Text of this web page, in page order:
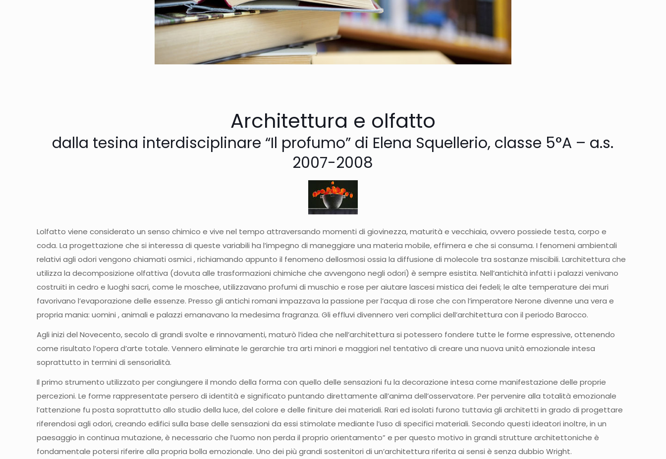
Architettura e olfatto
dalla tesina interdisciplinare “Il profumo” di Elena Squellerio, classe 5°A – a.s.
2007-2008
Lolfatto viene considerato un senso chimico e vive nel tempo attraversando momenti di giovinezza, maturità e vecchiaia, ovvero possiede testa, corpo e
coda. La progettazione che si interessa di queste variabili ha l’impegno di maneggiare una materia mobile, effimera e che si consuma. I fenomeni ambientali
relativi agli odori vengono chiamati osmici , richiamando appunto il fenomeno dellosmosi ossia la diffusione di molecole tra sostanze miscibili. Larchitettura che
utilizza la decomposizione olfattiva (dovuta alle trasformazioni chimiche che avvengono negli odori) è sempre esistita. Nell’antichità infatti i palazzi venivano
costruiti in cedro e luoghi sacri, come le moschee, utilizzavano profumi di muschio e rose per aiutare lascesi mistica dei fedeli; le alte temperature dei muri
favorivano l’evaporazione delle essenze. Presso gli antichi romani impazzava la passione per l’acqua di rose che con l’imperatore Nerone divenne una vera e
propria mania: uomini , animali e palazzi emanavano la medesima fragranza. Gli effluvi divennero veri complici dell’architettura con il periodo Barocco.
Agli inizi del Novecento, secolo di grandi svolte e rinnovamenti, maturò l’idea che nell’architettura si potessero fondere tutte le forme espressive, ottenendo
come risultato l’opera d’arte totale. Vennero eliminate le gerarchie tra arti minori e maggiori nel tentativo di creare una nuova unità emozionale intesa
soprattutto in termini di sensorialità.
Il primo strumento utilizzato per congiungere il mondo della forma con quello delle sensazioni fu la decorazione intesa come manifestazione delle proprie
percezioni. Le forme rappresentate persero di identità e significato puntando direttamente all’anima dell’osservatore. Per pervenire alla totalità emozionale
l’attenzione fu posta soprattutto allo studio della luce, del colore e delle finiture dei materiali. Rari ed isolati furono tuttavia gli architetti in grado di progettare
riferendosi agli odori, creando edifici sulla base delle sensazioni da essi stimolate mediante l’uso di specifici materiali. Secondo questi ideatori inoltre, in un
paesaggio in continua mutazione, è necessario che l’uomo non perda il proprio orientamento” e per questo motivo in grandi strutture architettoniche è
fondamentale potersi riferire alla propria bolla emozionale. Uno dei più grandi sostenitori di un’architettura riferita ai sensi è senza dubbio Wright.